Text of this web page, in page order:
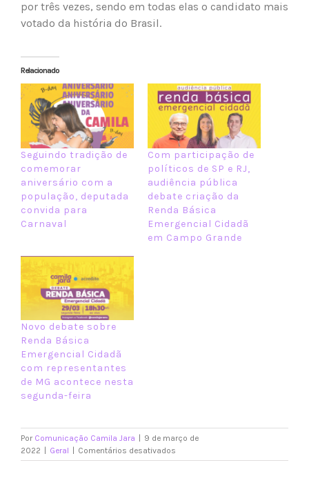
por três vezes, sendo em todas elas o candidato mais
votado da história do Brasil.
Relacionado
Seguindo tradição de
comemorar
aniversário com a
população, deputada
convida para
Carnaval
Com participação de
políticos de SP e RJ,
audiência pública
debate criação da
Renda Básica
Emergencial Cidadã
em Campo Grande
Novo debate sobre
Renda Básica
Emergencial Cidadã
com representantes
de MG acontece nesta
segunda-feira
Por Comunicação Camila Jara
9 de março de
2022
Geral Comentários desativados
Camila